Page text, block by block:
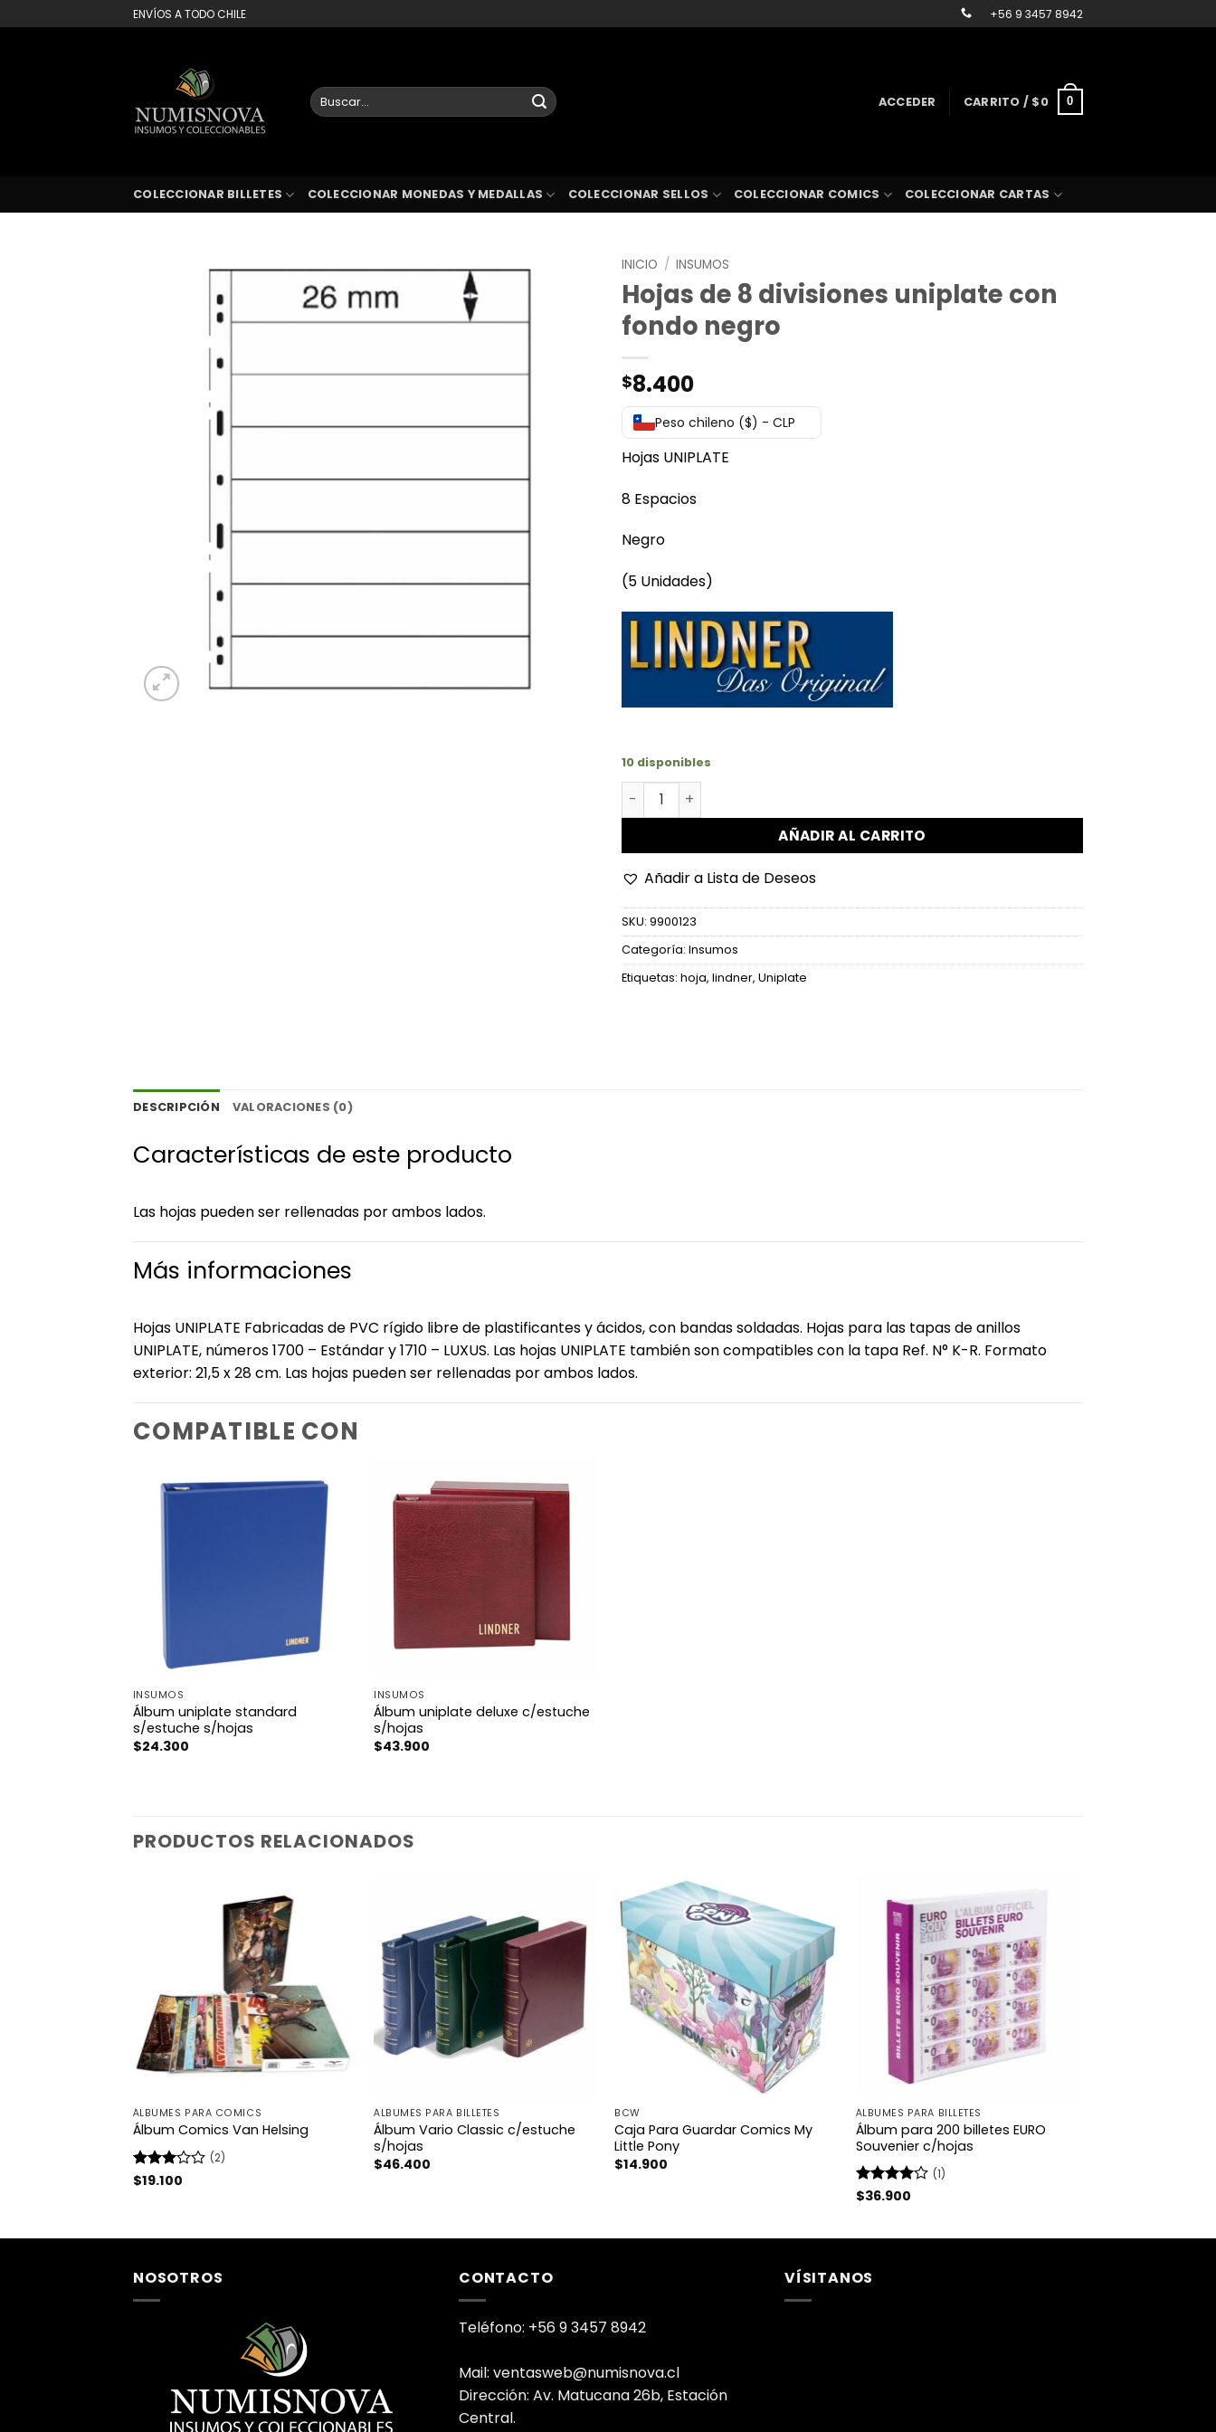
al
ENVÍOS A TODO CHILE +56 9 3457 8942
Buscar
por:
ACCEDER CARRITO / $0 0
COLECCIONAR BILLETES COLECCIONAR MONEDAS Y MEDALLAS COLECCIONAR SELLOS COLECCIONAR COMICS COLECCIONAR CARTAS
INICIO / INSUMOS
Hojas de 8 divisiones uniplate con
fondo negro
$8.400
Peso chileno ($) - CLP
Hojas UNIPLATE
8 Espacios
Negro
(5 Unidades)
10 disponibles
Hojas de 8 divisiones uniplate con fondo negro cantidad
AÑADIR AL CARRITO
Añadir a Lista de Deseos
SKU: 9900123
Categoría: Insumos
Etiquetas: hoja, lindner, Uniplate
DESCRIPCIÓN VALORACIONES (0)
Características de este producto
Las hojas pueden ser rellenadas por ambos lados.
Más informaciones
Hojas UNIPLATE Fabricadas de PVC rígido libre de plastificantes y ácidos, con bandas soldadas. Hojas para las tapas de anillos
UNIPLATE, números 1700 – Estándar y 1710 – LUXUS. Las hojas UNIPLATE también son compatibles con la tapa Ref. N° K-R. Formato
exterior: 21,5 x 28 cm. Las hojas pueden ser rellenadas por ambos lados.
COMPATIBLE CON
INSUMOS
Álbum uniplate standard
s/estuche s/hojas
$24.300
INSUMOS
Álbum uniplate deluxe c/estuche
s/hojas
$43.900
PRODUCTOS RELACIONADOS
ÁLBUMES PARA COMICS
Álbum Comics Van Helsing
Valorado
(2)
$19.100
ÁLBUMES PARA BILLETES
Álbum Vario Classic c/estuche
s/hojas
$46.400
BCW
Caja Para Guardar Comics My
Little Pony
$14.900
ÁLBUMES PARA BILLETES
Álbum para 200 billetes EURO
Souvenier c/hojas
Valorado
(1)
$36.900
NOSOTROS CONTACTO
Teléfono: +56 9 3457 8942
Mail: ventasweb@numisnova.cl
Dirección: Av. Matucana 26b, Estación
Central.
VÍSITANOS